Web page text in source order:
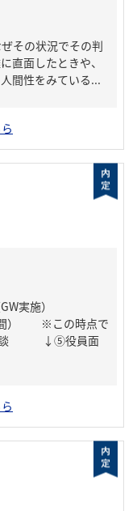
その状況でその判
直面したときや、
間性をみている...
（GW実施）
） ※この時点で
談 ↓⑤役員面